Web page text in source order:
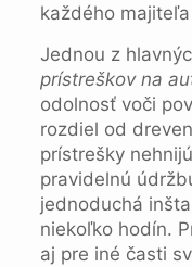
každého
Jednou z
prístreškov na
odolnosť voči
rozdiel od
prístrešky
pravidelnú
jednoduchá
niekoľko hodín.
aj pre iné časti